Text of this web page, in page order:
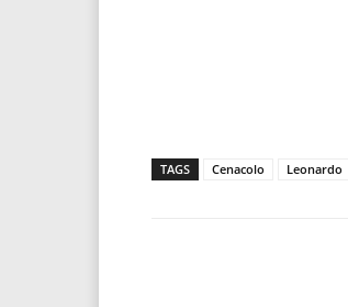
TAGS Cenacolo Leonardo